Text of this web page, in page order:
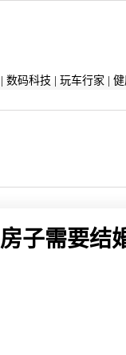
数码科技 玩车行家
子需要结